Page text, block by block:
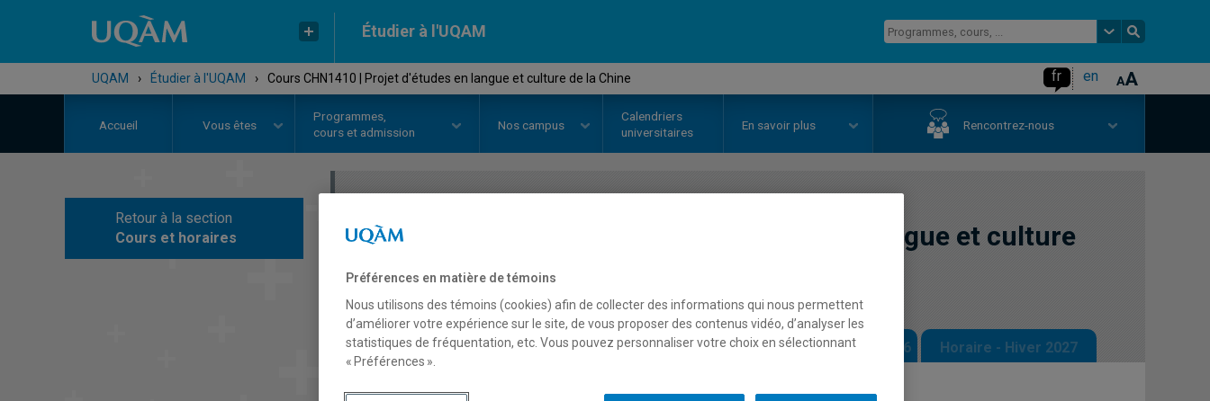
Étudier à l'UQAM
UQAM › Étudier à l'UQAM › Cours CHN1410 | Projet d'études en langue et culture de la Chine fr en
Accueil Vous êtes
Programmes,
cours et admission
Nos campus
Calendriers
universitaires
En savoir plus Rencontrez-nous
Retour à la section
Cours et horaires
COURS
Projet d'études en langue et culture
de la Chine
Description Horaire - Été 2026 Horaire - Automne 2026 Horaire - Hiver 2027
Préférences en matière de témoins
Nous utilisons des témoins (cookies) afin de collecter des informations qui nous permettent
d’améliorer votre expérience sur le site, de vous proposer des contenus vidéo, d’analyser les
statistiques de fréquentation, etc. Vous pouvez personnaliser votre choix en sélectionnant
« Préférences ».